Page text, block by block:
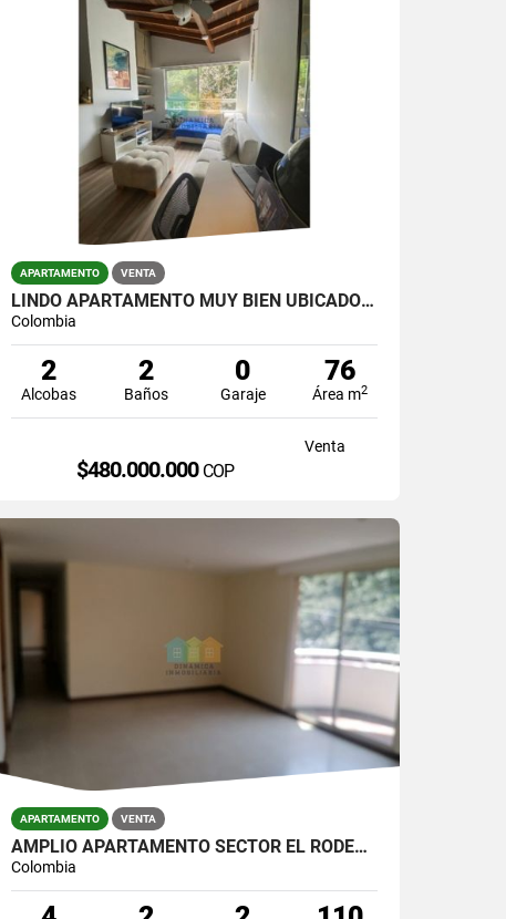
APARTAMENTO VENTA
LINDO APARTAMENTO MUY BIEN UBICADO EN LA CASTELLANA
Colombia
2
Alcobas
2
Baños
0
Garaje
76
Área m2
Venta
$480.000.000 COP
APARTAMENTO VENTA
AMPLIO APARTAMENTO SECTOR EL RODEO/LA MOTA
Colombia